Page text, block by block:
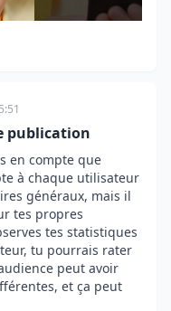
publication
en compte que
à chaque utilisateur
généraux, mais il
tes propres
tes statistiques
tu pourrais rater
peut avoir
et ça peut